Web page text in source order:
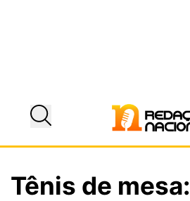
Tênis de mesa: